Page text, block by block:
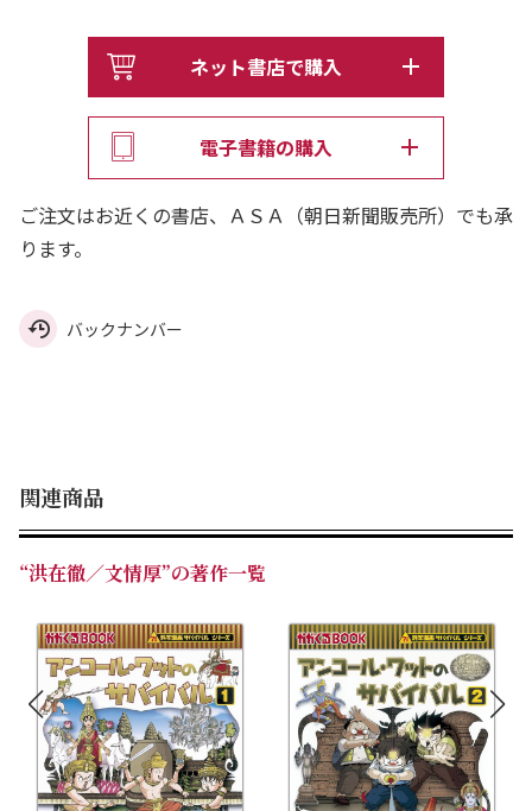
ネット書店で購入
電子書籍の購入
ご注文はお近くの書店、ＡＳＡ（朝日新聞販売所）でも承
ります。
バックナンバー
関連商品
“洪在徹／文情厚”の著作一覧